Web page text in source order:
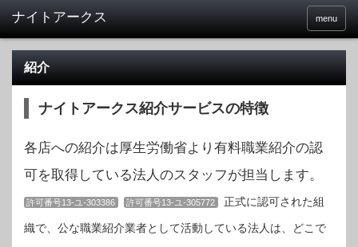
menu
紹介
ナイトアークス紹介サービスの特徴
各店への紹介は厚生労働省より有料職業紹介の認
可を取得している法人のスタッフが担当します。
許可番号13-ユ-303386 許可番号13-ユ-305772 正式に認可された組
織で、公な職業紹介業者として活動している法人は、どこで